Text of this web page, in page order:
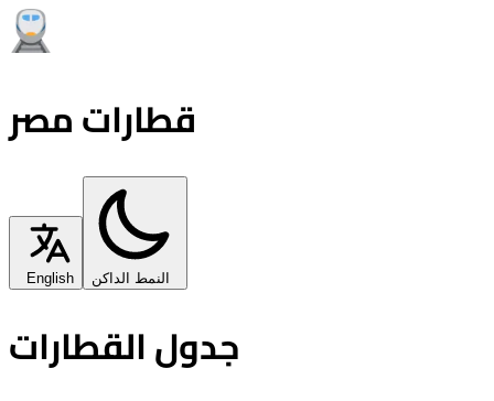
قطارات مصر
English النمط الداكن
جدول القطارات